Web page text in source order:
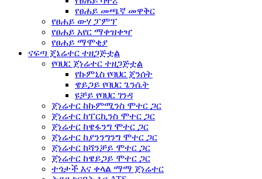
የፀሐይ መጫኛ መዋቅር
የፀሐይ ውሃ ፓምፕ
የፀሐይ አየር ማቀዝቀዣ
የፀሐይ ማሞቂያ
ናፍጣ ጄኔሬተር ተዘጋጅቷል
የባህር ጀነሬተር ተዘጋጅቷል
የኩምኒስ የባህር ጄንሰት
ዌይጋይ የባህር ጌንሴት
ዩቻይ የባህር ገንዳ
ጀነሬተር ከኩምሚንስ ሞተር ጋር
ጀነሬተር ከፐርኪንስ ሞተር ጋር
ጀነሬተር ከዌፋንግ ሞተር ጋር
ጀነሬተር ከያንንግንግ ሞተር ጋር
ጀነሬተር ከሻንቻይ ሞተር ጋር
ጀነሬተር ከዌይጋይ ሞተር ጋር
ተጎታች እና ቀላል ማማ ጀነሬተር